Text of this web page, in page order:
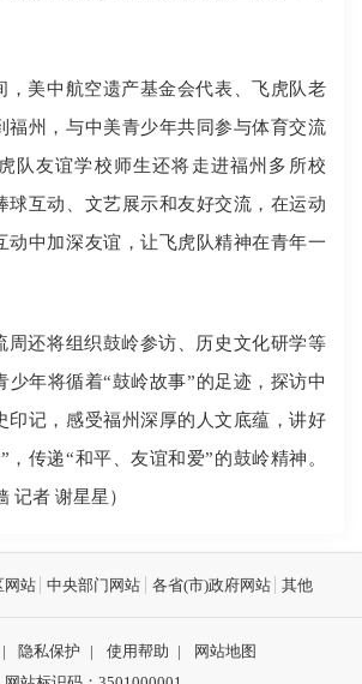
，美中航空遗产基金会代表、飞虎队老
福州，与中美青少年共同参与体育交流
队友谊学校师生还将走进福州多所校
球互动、文艺展示和友好交流，在运动
动中加深友谊，让飞虎队精神在青年一
周还将组织鼓岭参访、历史文化研学等
少年将循着“鼓岭故事”的足迹，探访中
印记，感受福州深厚的人文底蕴，讲好
，传递“和平、友谊和爱”的鼓岭精神。
记者 谢星星）
网站 中央部门网站 各省(市)政府网站 其他
| 隐私保护 | 使用帮助 |
网站地图